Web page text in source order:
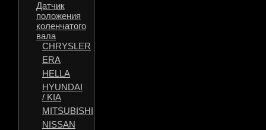
Датчик
положения
коленчатого
вала
CHRYSLER
ERA
HELLA
HYUNDAI
/ KIA
MITSUBISHI
NISSAN